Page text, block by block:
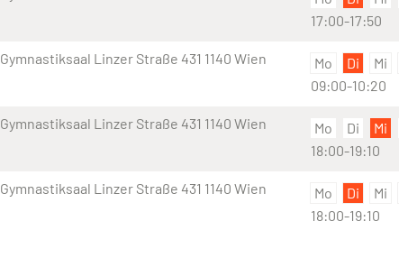
17:00-17:50
Gymnastiksaal Linzer Straße 431 1140 Wien Mo Di Mi
09:00-10:20
Gymnastiksaal Linzer Straße 431 1140 Wien Mo Di Mi
18:00-19:10
Gymnastiksaal Linzer Straße 431 1140 Wien Mo Di Mi
18:00-19:10